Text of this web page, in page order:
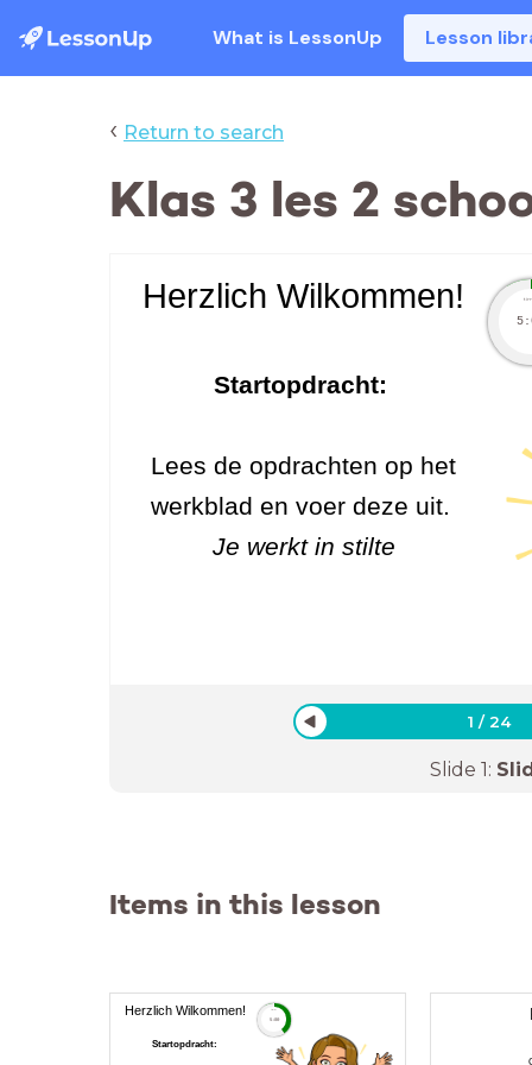
What is LessonUp Lesson
‹ Return to search
Klas 3 les 2
Herzlich Wilkommen!
Startopdracht:
Lees de opdrachten op het
werkblad en voer deze uit.
Je werkt in stilte
1 /24
Slide 1:
Items in this lesson
Herzlich Wilkommen!
Startopdracht:
5:00